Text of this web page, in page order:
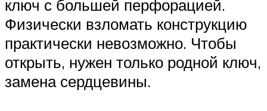
ключ с большей перфорацией.
Физически взломать конструкцию
практически невозможно. Чтобы
открыть, нужен только родной ключ,
замена сердцевины.